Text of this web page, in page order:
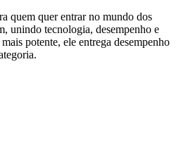
quem quer entrar no mundo dos
unindo tecnologia, desempenho e
potente, ele entrega desempenho